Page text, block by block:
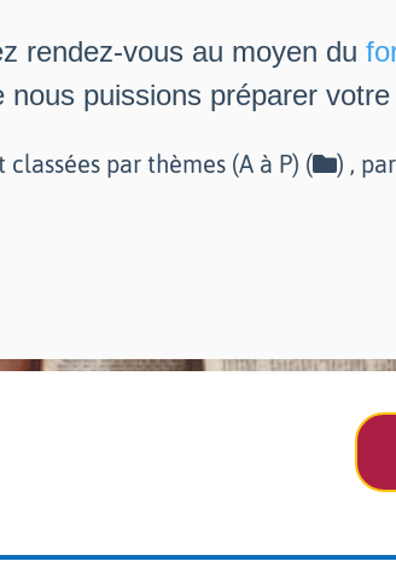
rendez-vous au moyen du
nous puissions préparer
par thèmes (A à P) ( ) ,